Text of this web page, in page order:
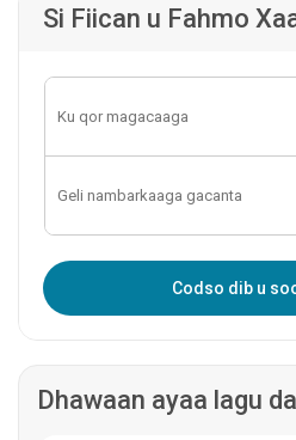
Si Fiican u Fahmo
Codso dib u
Dhawaan ayaa lagu